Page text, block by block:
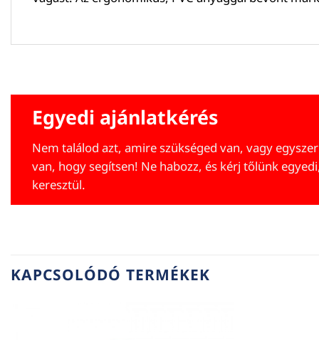
Egyedi ajánlatkérés
Nem találod azt, amire szükséged van, vagy
van, hogy segítsen! Ne habozz, és kérj tőlünk
keresztül.
KAPCSOLÓDÓ TERMÉKEK